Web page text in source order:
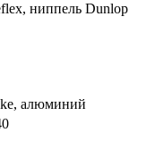
ниппель Dunlop
алюминий